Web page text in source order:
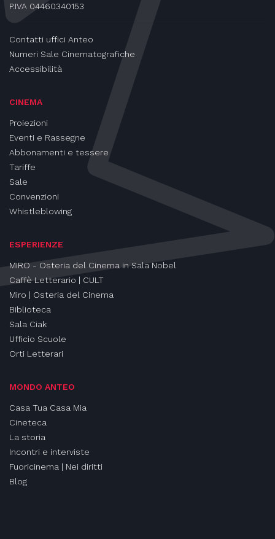
P.IVA 04460340153
Contatti uffici Anteo
Numeri Sale Cinematografiche
Accessibilità
CINEMA
Proiezioni
Eventi e Rassegne
Abbonamenti e tessere
Tariffe
Sale
Convenzioni
Whistleblowing
ESPERIENZE
MIRO - Osteria del Cinema in Sala Nobel
Caffè Letterario | CULT
Miro | Osteria del Cinema
Biblioteca
Sala Ciak
Ufficio Scuole
Orti Letterari
MONDO ANTEO
Casa Tua Casa Mia
Cineteca
La storia
Incontri e interviste
Fuoricinema | Nei diritti
Blog